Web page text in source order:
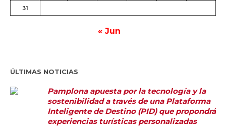
31
« Jun
ÚLTIMAS NOTICIAS
Pamplona apuesta por la tecnología y la
sostenibilidad a través de una Plataforma
Inteligente de Destino (PID) que propondrá
experiencias turísticas personalizadas